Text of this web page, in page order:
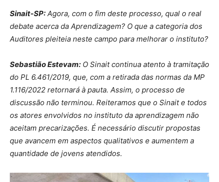
Sinait-SP: Agora, com o fim deste processo, qual o real
debate acerca da Aprendizagem? O que a categoria dos
Auditores pleiteia neste campo para melhorar o instituto?
Sebastião Estevam: O Sinait continua atento à tramitação
do PL 6.461/2019, que, com a retirada das normas da MP
1.116/2022 retornará à pauta. Assim, o processo de
discussão não terminou. Reiteramos que o Sinait e todos
os atores envolvidos no instituto da aprendizagem não
aceitam precarizações. É necessário discutir propostas
que avancem em aspectos qualitativos e aumentem a
quantidade de jovens atendidos.